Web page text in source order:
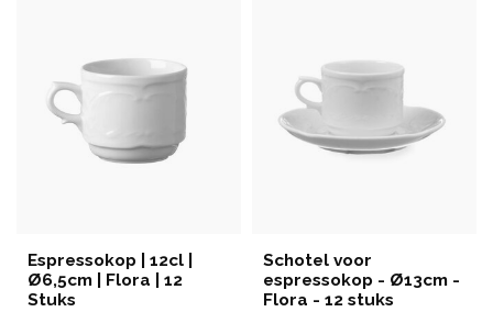
Espressokop | 12cl |
Ø6,5cm | Flora | 12
Stuks
Schotel voor
espressokop - Ø13cm -
Flora - 12 stuks